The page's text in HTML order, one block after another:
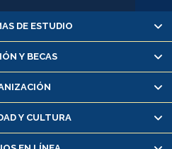
y exalumnas/os
en línea
de asignaturas
de notas
y dental
DE ESTUDIO
Y BECAS
Y CULTURA